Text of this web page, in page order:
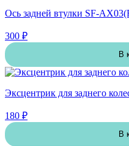
Ось задней втулки SF-
300 ₽
В
Эксцентрик для заднего
180 ₽
В